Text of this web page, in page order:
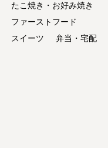
たこ焼き・お好み焼き
ファーストフード
スイーツ
弁当・宅配